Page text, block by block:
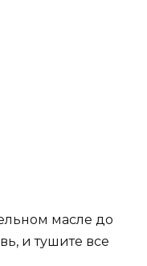
масле до
и тушите все